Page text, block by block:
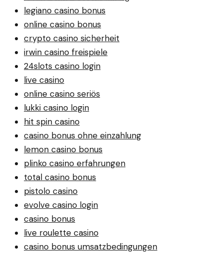
legiano casino bonus
online casino bonus
crypto casino sicherheit
irwin casino freispiele
24slots casino login
live casino
online casino seriös
lukki casino login
hit spin casino
casino bonus ohne einzahlung
lemon casino bonus
plinko casino erfahrungen
total casino bonus
pistolo casino
evolve casino login
casino bonus
live roulette casino
casino bonus umsatzbedingungen